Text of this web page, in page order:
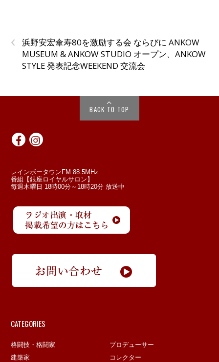
‹
浜野安宏傘寿80を激励する会 ならびに ANKOW
MUSEUM & ANKOW STUDIO オープン、ANKOW
STYLE 発表記念WEEKEND 交流会
BACK TO TOP
レインボータウンFM 88.5MHz
番組【銀座ロイヤルサロン】
毎週木曜日 18時00分～18時20分 放送中
CATEGORIES
格闘技・格闘家
プロデューサー
建築家
コレクター